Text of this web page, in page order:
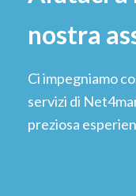
nostra
Ci impegniamo
servizi di
preziosa